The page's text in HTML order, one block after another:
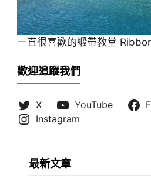
一直很喜歡的緞帶教堂
歡迎追蹤我們
X YouTube
Instagram
最新文章